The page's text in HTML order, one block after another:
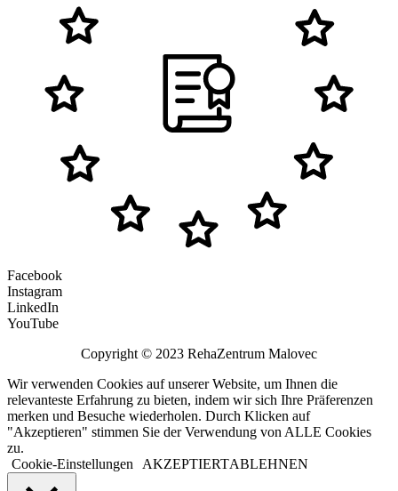
Facebook
Instagram
LinkedIn
YouTube
Copyright © 2023 RehaZentrum Malovec
Wir verwenden Cookies auf unserer Website, um Ihnen die
relevanteste Erfahrung zu bieten, indem wir sich Ihre Präferenzen
merken und Besuche wiederholen. Durch Klicken auf
"Akzeptieren" stimmen Sie der Verwendung von ALLE Cookies
zu.
Cookie-Einstellungen
AKZEPTIERTABLEHNEN